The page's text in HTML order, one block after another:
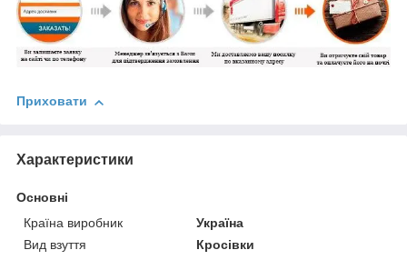
Приховати
Характеристики
Основні
Країна виробник
Україна
Вид взуття
Кросівки